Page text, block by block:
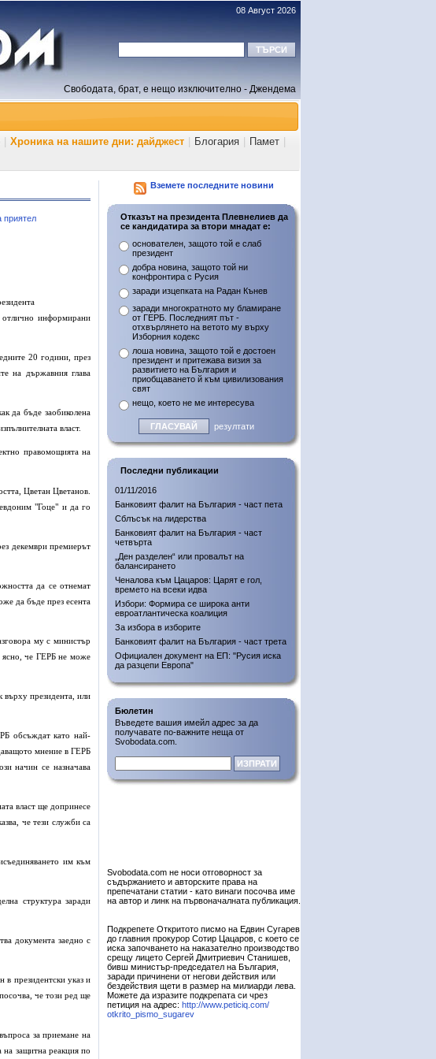
08 Август 2026
Свободата, брат, е нещо изключително - Джендема
Хроника на нашите дни: дайджест Блогария Памет
информирани
20 години, през
на държавния глава
да бъде заобиколена
власт.
правомощията на
Цветан Цветанов.
"Гоце" и да го
декември премиерът
да се отнемат
да бъде през есента
му с министър
ясно, че ГЕРБ не може
върху президента, или
обсъждат като най-
мнение в ГЕРБ
начин се назначава
власт ще допринесе
че тези служби са
им към
структура заради
документа заедно с
в президентски указ и
че този ред ще
за приемане на
защитна реакция по
Вземете последните новини
Отказът на президента Плевнелиев да
се кандидатира за втори мнадат е:
основателен, защото той е слаб
президент
добра новина, защото той ни
конфронтира с Русия
заради изцепката на Радан Кънев
заради многократното му бламиране
от ГЕРБ. Последният път -
отхвърлянето на ветото му върху
Изборния кодекс
лоша новина, защото той е достоен
президент и притежава визия за
развитието на България и
приобщаването й към цивилизования
свят
нещо, което не ме интересува
резултати
Последни публикации
01/11/2016
Банковият фалит на България - част пета
Сблъсък на лидерства
Банковият фалит на България - част
четвърта
„Ден разделен“ или провалът на
балансирането
Ченалова към Цацаров: Царят е гол,
времето на всеки идва
Избори: Формира се широка анти
евроатлантическа коалиция
За избора в изборите
Банковият фалит на България - част трета
Официален документ на ЕП: "Русия иска
да разцепи Европа"
Бюлетин
Въведете вашия имейл адрес за да
получавате по-важните неща от
Svobodata.com.
Svobodata.com не носи отговорност за
съдържанието и авторските права на
препечатани статии - като винаги посочва име
на автор и линк на първоначалната публикация.
Подкрепете Откритото писмо на Едвин Сугарев
до главния прокурор Сотир Цацаров, с което се
иска започването на наказателно производство
срещу лицето Сергей Дмитриевич Станишев,
бивш министър-председател на България,
заради причинени от негови действия или
бездействия щети в размер на милиарди лева.
Можете да изразите подкрепата си чрез
петиция на адрес: http://www.peticiq.com/
otkrito_pismo_sugarev